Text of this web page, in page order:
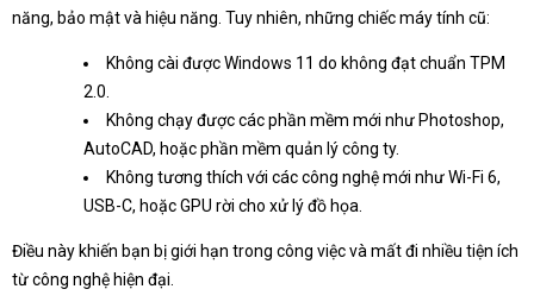
năng, bảo mật và hiệu năng. Tuy nhiên, những chiếc máy tính cũ:
Không cài được Windows 11 do không đạt chuẩn TPM
2.0.
Không chạy được các phần mềm mới như Photoshop,
AutoCAD, hoặc phần mềm quản lý công ty.
Không tương thích với các công nghệ mới như Wi-Fi 6,
USB-C, hoặc GPU rời cho xử lý đồ họa.
Điều này khiến bạn bị giới hạn trong công việc và mất đi nhiều tiện ích
từ công nghệ hiện đại.